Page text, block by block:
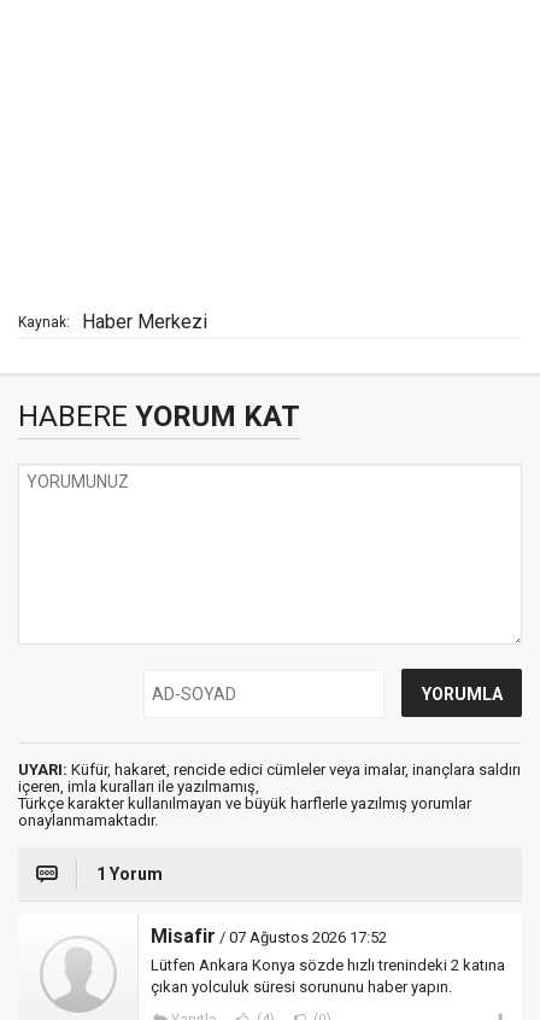
Kaynak: Haber Merkezi
HABERE YORUM KAT
UYARI: Küfür, hakaret, rencide edici cümleler veya imalar, inançlara saldırı
içeren, imla kuralları ile yazılmamış,
Türkçe karakter kullanılmayan ve büyük harflerle yazılmış yorumlar
onaylanmamaktadır.
1 Yorum
Misafir / 07 Ağustos 2026 17:52
Lütfen Ankara Konya sözde hızlı trenindeki 2 katına
çıkan yolculuk süresi sorununu haber yapın.